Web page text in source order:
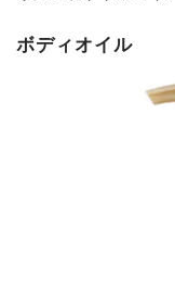
ボディオイル